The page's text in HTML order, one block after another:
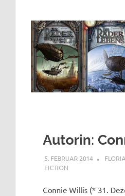
Autorin:
5. FEBRUAR 2014
FICTION
Connie Willis (* 31.